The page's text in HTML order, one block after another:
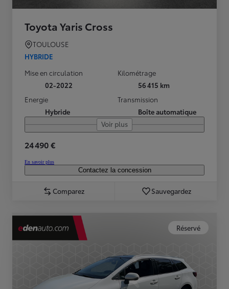
Toyota Yaris Cross
TOULOUSE
HYBRIDE
Mise en circulation
02-2022
Kilométrage
56 415 km
Energie
Hybride
Transmission
Boîte automatique
Voir plus
24 490 €
En savoir plus
Contactez la concession
Comparez Sauvegardez
Réservé